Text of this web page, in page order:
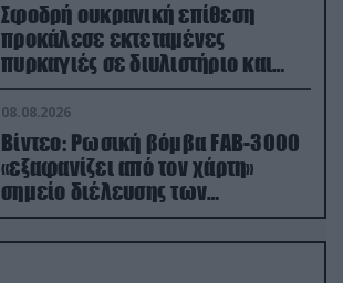
Σφοδρή ουκρανική επίθεση
προκάλεσε εκτεταμένες
πυρκαγιές σε διυλιστήριο και
υποδομές της ρωσικής Rosneft
(βίντεο)
08.08.2026
Βίντεο: Ρωσική βόμβα FAB-3000
«εξαφανίζει από τον χάρτη»
σημείο διέλευσης των
ουκρανικών δυνάμεων στην
Ζαπορίζια